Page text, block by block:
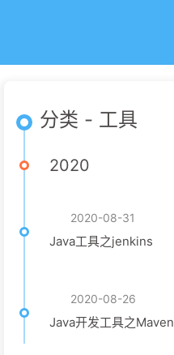
分类 - 工具
2020
2020-08-31
Java工具之jenkins
2020-08-26
Java开发工具之Maven